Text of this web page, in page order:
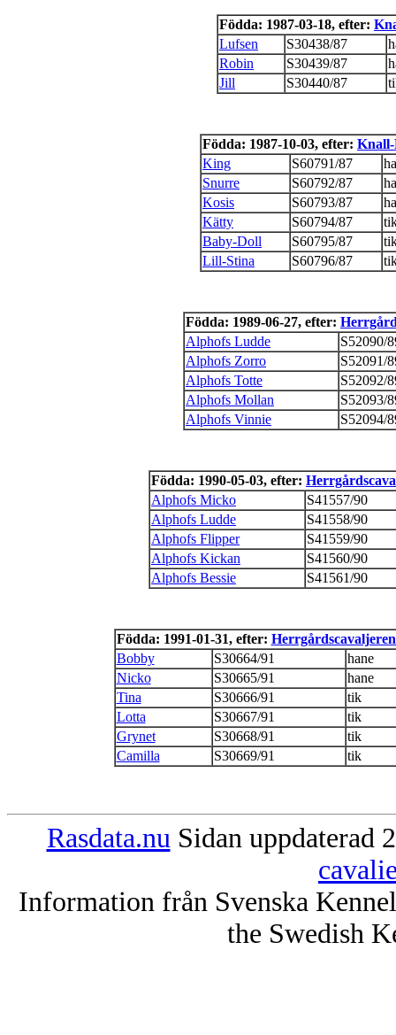
Födda: 1987-03-18, efter:
Lufsen
S30438/87
Robin
S30439/87
Jill
S30440/87
Födda: 1987-10-03, efter:
King
S60791/87
Snurre
S60792/87
Kosis
S60793/87
Kätty
S60794/87
Baby-Doll
S60795/87
Lill-Stina
S60796/87
Födda: 1989-06-27, efter:
Alphofs Ludde
S52090/
Alphofs Zorro
S52091/
Alphofs Totte
S52092/
Alphofs Mollan
S52093/
Alphofs Vinnie
S52094/
Födda: 1990-05-03, efter:
Alphofs Micko
S41557/90
Alphofs Ludde
S41558/90
Alphofs Flipper
S41559/90
Alphofs Kickan
S41560/90
Alphofs Bessie
S41561/90
Födda: 1991-01-31, efter:
Bobby
S30664/91
hane
Nicko
S30665/91
hane
Tina
S30666/91
tik
Lotta
S30667/91
tik
Grynet
S30668/91
tik
Camilla
S30669/91 tik
Rasdata.nu Sidan uppdaterad
Information från Svenska
the Swedish